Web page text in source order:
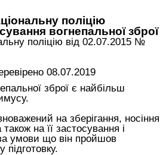
поліцію
вогнепальної зброї
поліцію від 02.07.2015 №
08.07.2019
зброї є найбільш
на зберігання, носіння
на її застосування і
умови що він пройшов
підготовку.